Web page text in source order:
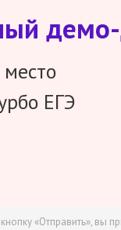
ЕГЭ
«Отправить», вы